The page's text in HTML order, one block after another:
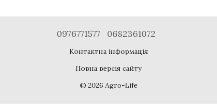
0976771577 0682361072
Контактна інформація
Повна версія сайту
© 2026 Agro-Life